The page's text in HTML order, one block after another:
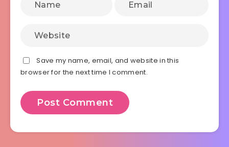
Save my name, email, and website in this
browser for the next time I comment.